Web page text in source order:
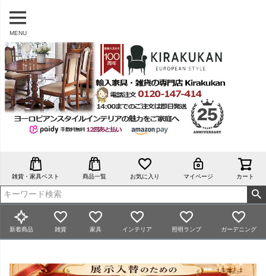
MENU
雑貨・家具ベスト 商品一覧 お気に入り マイページ カート
新着商品 雑貨 家具 インテリア 照明ランプ ガーデニング